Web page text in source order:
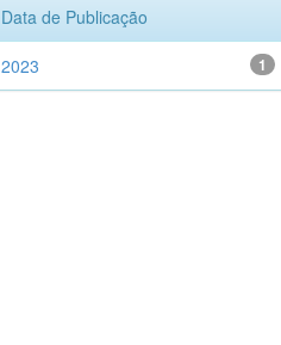
Data de Publicação
1
2023